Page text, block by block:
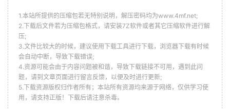
1.本站所提供的压缩包若无特别说明，解压密码均为www.4mf.net;
2.下载后文件若为压缩包格式，请安装7Z软件或者其它压缩软件进行解
压;
3.文件比较大的时候，建议使用下载工具进行下载，浏览器下载有时候
会自动中断，导致下载错误;
4.资源可能会由于内容问题被和谐，导致下载链接不可用，遇到此问
题，请到文章页面进行留言反馈，以便及时进行更新;
5.下载资源版权归作者所有；本站所有资源均来源于网络，仅供学习使
用，请支持正版！下载后请注意杀毒。